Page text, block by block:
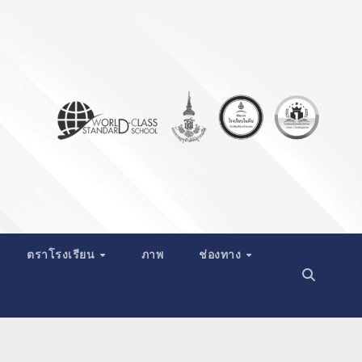
ตราโรงเรียน ภาพ ช่องทาง